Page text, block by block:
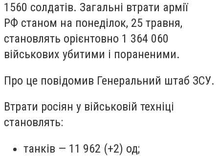
1560 солдатів. Загальні втрати армії
РФ станом на понеділок, 25 травня,
становлять орієнтовно 1 364 060
військових убитими і пораненими.
Про це повідомив Генеральний штаб ЗСУ.
Втрати росіян у військовій техніці
становлять:
танків — 11 962 (+2) од;